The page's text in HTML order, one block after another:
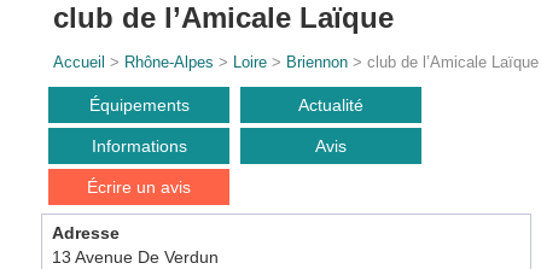
club de l’Amicale Laïque
Accueil > Rhône-Alpes > Loire > Briennon > club de l’Amicale Laïque
Équipements Actualité
Informations Avis
Écrire un avis
Adresse
13 Avenue De Verdun